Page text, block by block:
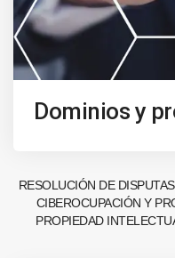
Dominios y
RESOLUCIÓN DE
CIBEROCUPACIÓN Y
PROPIEDAD